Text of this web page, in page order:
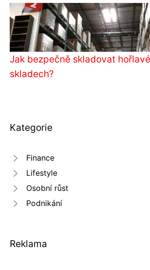
Jak bezpečně skladovat
skladech?
Kategorie
Finance
Lifestyle
Osobní růst
Podnikání
Reklama